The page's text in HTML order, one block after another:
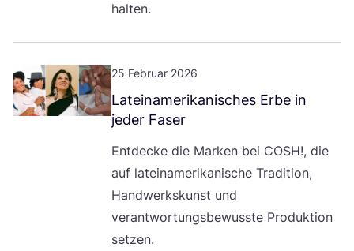
halten.
25 Februar 2026
Latein­ame­ri­ka­ni­sches Erbe in
jeder Faser
Ent­de­cke die Mar­ken bei COSH!, die
auf latein­ame­ri­ka­ni­sche Tra­di­ti­on,
Hand­werks­kunst und
ver­ant­wor­tungs­be­wuss­te Pro­duk­ti­on
setzen.